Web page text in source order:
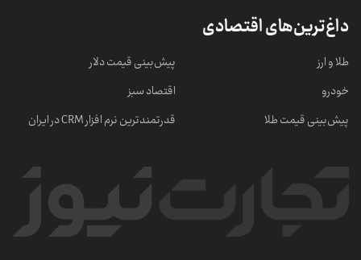
داغ‌ترین‌های اقتصادی
طلا و ارز
خودرو
پیش‌بینی قیمت طلا
پیش‌بینی قیمت دلار
اقتصاد سبز
قدرتمندترین نرم‌ افزار CRM در ایران